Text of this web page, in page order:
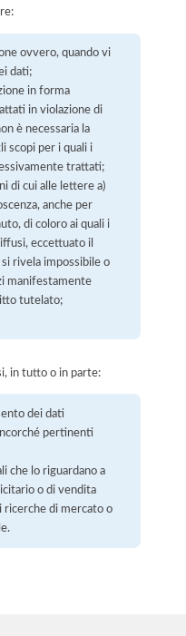
ovvero, quando vi
dati;
in forma
in violazione di
è necessaria la
scopi per i quali i
trattati;
di cui alle lettere a)
anche per
di coloro ai quali i
eccettuato il
rivela impossibile o
manifestamente
tutelato;
in tutto o in parte:
dei dati
pertinenti
che lo riguardano a
o di vendita
ricerche di mercato o